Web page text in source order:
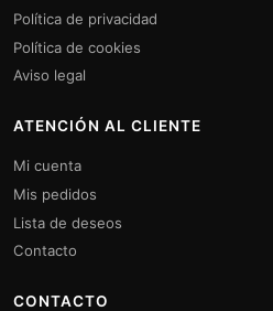
Política de privacidad
Política de cookies
Aviso legal
ATENCIÓN AL CLIENTE
Mi cuenta
Mis pedidos
Lista de deseos
Contacto
CONTACTO